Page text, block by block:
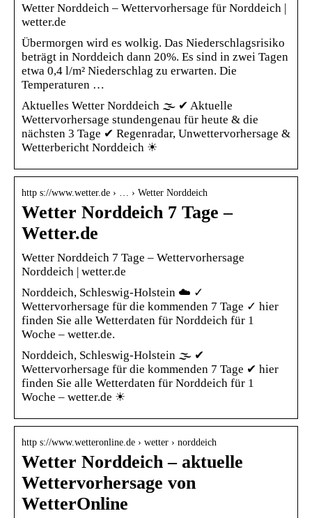
Wetter Norddeich – Wettervorhersage für Norddeich |
wetter.de
Übermorgen wird es wolkig. Das Niederschlagsrisiko
beträgt in Norddeich dann 20%. Es sind in zwei Tagen
etwa 0,4 l/m² Niederschlag zu erwarten. Die
Temperaturen …
Aktuelles Wetter Norddeich 🌫️ ✔ Aktuelle
Wettervorhersage stundengenau für heute & die
nächsten 3 Tage ✔ Regenradar, Unwettervorhersage &
Wetterbericht Norddeich ☀
http s://www.wetter.de › … › Wetter Norddeich
Wetter Norddeich 7 Tage –
Wetter.de
Wetter Norddeich 7 Tage – Wettervorhersage
Norddeich | wetter.de
Norddeich, Schleswig-Holstein ☁️ ✓
Wettervorhersage für die kommenden 7 Tage ✓ hier
finden Sie alle Wetterdaten für Norddeich für 1
Woche – wetter.de.
Norddeich, Schleswig-Holstein 🌫️ ✔
Wettervorhersage für die kommenden 7 Tage ✔ hier
finden Sie alle Wetterdaten für Norddeich für 1
Woche – wetter.de ☀
http s://www.wetteronline.de › wetter › norddeich
Wetter Norddeich – aktuelle
Wettervorhersage von
WetterOnline